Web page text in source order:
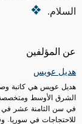
عن المؤلفين
هديل عويس
هديل عويس هي كاتبة
الشرق الأوسط ومتخصصة
السلام.